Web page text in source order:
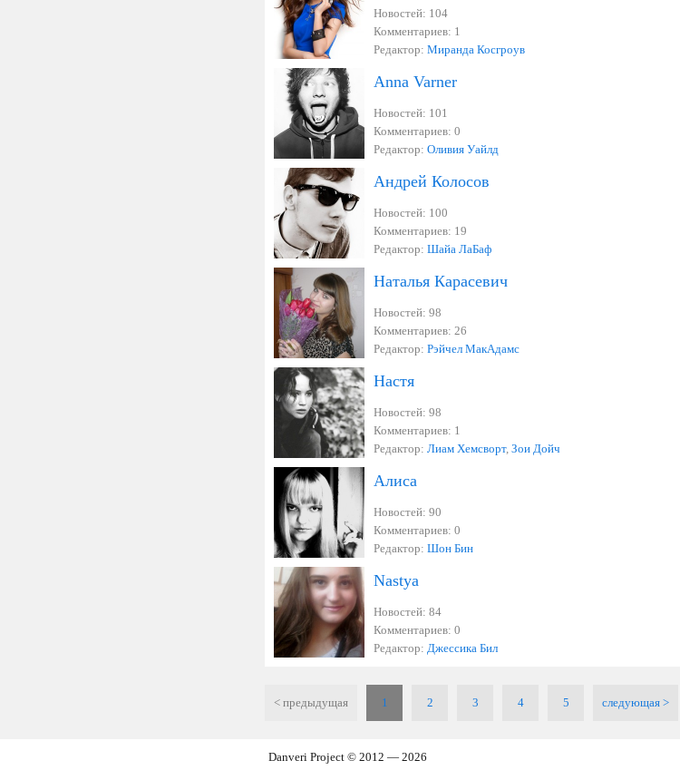
Новостей: 104
Комментариев: 1
Редактор: Миранда Косгроув
Anna Varner
Новостей: 101
Комментариев: 0
Редактор: Оливия Уайлд
Андрей Колосов
Новостей: 100
Комментариев: 19
Редактор: Шайа ЛаБаф
Наталья Карасевич
Новостей: 98
Комментариев: 26
Редактор: Рэйчел МакАдамс
Настя
Новостей: 98
Комментариев: 1
Редактор: Лиам Хемсворт, Зои Дойч
Алиса
Новостей: 90
Комментариев: 0
Редактор: Шон Бин
Nastya
Новостей: 84
Комментариев: 0
Редактор: Джессика Бил
< предыдущая 1 2 3 4 5 cледующая >
Danveri Project © 2012 — 2026